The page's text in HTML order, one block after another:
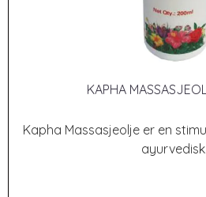
KAPHA
Kapha Massasjeolje er en